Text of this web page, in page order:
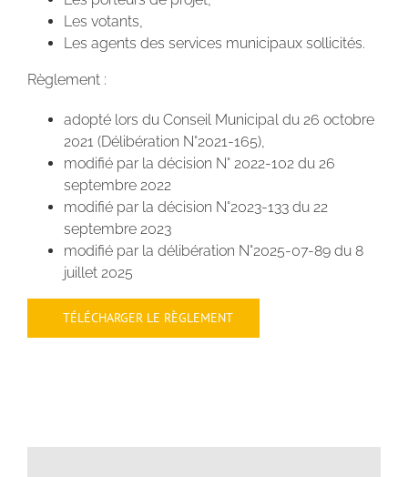
Les votants,
Les agents des services municipaux sollicités.
Règlement :
adopté lors du Conseil Municipal du 26 octobre
2021 (Délibération N°2021-165),
modifié par la décision N° 2022-102 du 26
septembre 2022
modifié par la décision N°2023-133 du 22
septembre 2023
modifié par la délibération N°2025-07-89 du 8
juillet 2025
TÉLÉCHARGER LE RÈGLEMENT